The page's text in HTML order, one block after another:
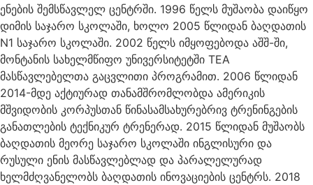
ენების შემსწავლელ ცენტრში. 1996 წელს მუშაობა დაიწყო
დიმის საჯარო სკოლაში, ხოლო 2005 წლიდან ბაღდათის
N1 საჯარო სკოლაში. 2002 წელს იმყოფებოდა აშშ-ში,
მონტანის სახელმწიფო უნივერსიტეტში TEA
მასწავლებელთა გაცვლითი პროგრამით. 2006 წლიდან
2014-მდე აქტიურად თანამშრომლობდა ამერიკის
მშვიდობის კორპუსთან წინასამსახურებრივ ტრენინგების
განათლების ტექნიკურ ტრენერად. 2015 წლიდან მუშაობს
ბაღდათის მეორე საჯარო სკოლაში ინგლისური და
რუსული ენის მასწავლებლად და პარალელურად
ხელმძღვანელობს ბაღდათის ინოვაციების ცენტრს. 2018